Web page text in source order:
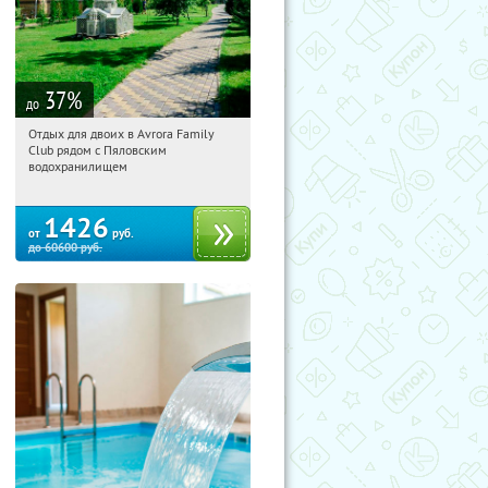
до 37%
20:43:24 Купили:
Московская обл., Мытищинский р-н,
Отдых для двоих в Avrora Family
Club рядом с Пяловским
водохранилищем
от 1426 руб.
до60600руб.